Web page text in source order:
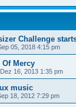
Challenge
05, 2018 4:15 pm
Mercy
16, 2013 1:35 pm
music
18, 2012 7:29 pm